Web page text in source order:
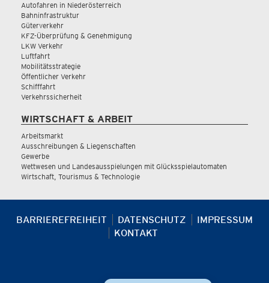
Autofahren in Niederösterreich
Bahninfrastruktur
Güterverkehr
KFZ-Überprüfung & Genehmigung
LKW Verkehr
Luftfahrt
Mobilitätsstrategie
Öffentlicher Verkehr
Schifffahrt
Verkehrssicherheit
WIRTSCHAFT & ARBEIT
Arbeitsmarkt
Ausschreibungen & Liegenschaften
Gewerbe
Wettwesen und Landesausspielungen mit Glücksspielautomaten
Wirtschaft, Tourismus & Technologie
BARRIEREFREIHEIT DATENSCHUTZ
IMPRESSUM
KONTAKT